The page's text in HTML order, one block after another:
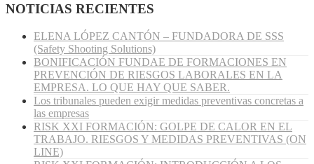
NOTICIAS RECIENTES
ELENA LÓPEZ CANTÓN – FUNDADORA DE SSS
(Safety Shooting Solutions)
BONIFICACIÓN FUNDAE DE FORMACIONES EN
PREVENCIÓN DE RIESGOS LABORALES EN LA
EMPRESA. LO QUE HAY QUE SABER.
Los tribunales pueden exigir medidas preventivas concretas a
las empresas
RISK XXI FORMACIÓN: GOLPE DE CALOR EN EL
TRABAJO. RIESGOS Y MEDIDAS PREVENTIVAS (ON
LINE)